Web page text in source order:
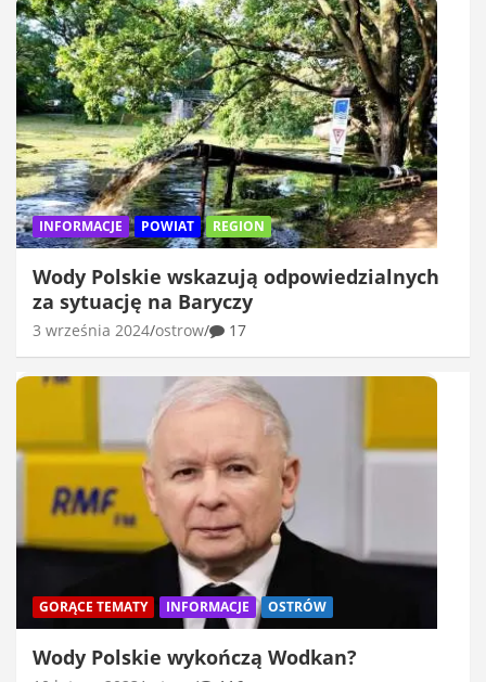
INFORMACJE POWIAT REGION
Wody Polskie wskazują odpowiedzialnych
za sytuację na Baryczy
3 września 2024 ostrow 17
GORĄCE TEMATY INFORMACJE OSTRÓW
Wody Polskie wykończą Wodkan?